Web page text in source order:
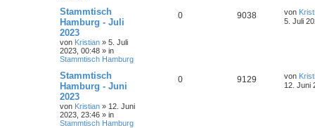
Stammtisch
Hamburg - Juli
2023
von Kristian » 5. Juli
2023, 00:48 » in
Stammtisch Hamburg
0 9038 von
5. Juli
Stammtisch
Hamburg - Juni
2023
von Kristian » 12. Juni
2023, 23:46 » in
Stammtisch Hamburg
0 9129 von
12. Juni